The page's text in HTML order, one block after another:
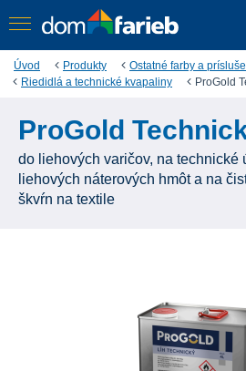
Úvod Produkty
Ostatné farby a
Riedidlá a technické kvapaliny
ProGold
ProGold
do liehových varičov, na technické
liehových náterových hmôt a na
škvŕn na textile